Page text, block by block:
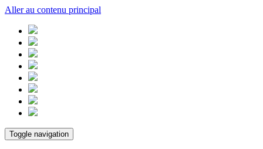
Aller au contenu principal
Toggle navigation